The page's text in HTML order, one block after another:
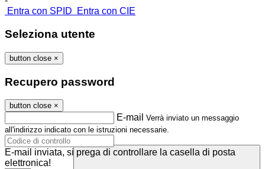
Entra con SPID
Entra con CIE
Seleziona utente
button close ×
Recupero password
button close ×
E-mail Verrà inviato un messaggio
all'indirizzo indicato con le istruzioni necessarie.
E-mail inviata, si prega di controllare la casella di posta
elettronica!